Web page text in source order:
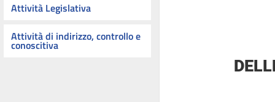
Attività Legislativa
Attività di indirizzo, controllo e
conoscitiva